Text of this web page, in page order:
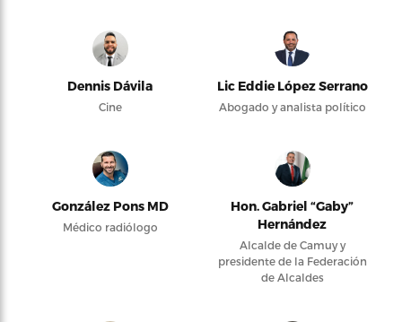
Dennis Dávila
Cine
Lic Eddie López Serrano
Abogado y analista político
González Pons MD
Médico radiólogo
Hon. Gabriel “Gaby”
Hernández
Alcalde de Camuy y
presidente de la Federación
de Alcaldes